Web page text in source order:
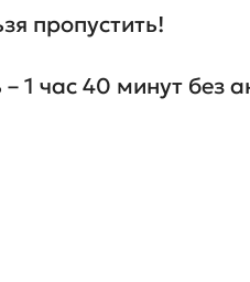
пропустить!
1 час 40 минут без